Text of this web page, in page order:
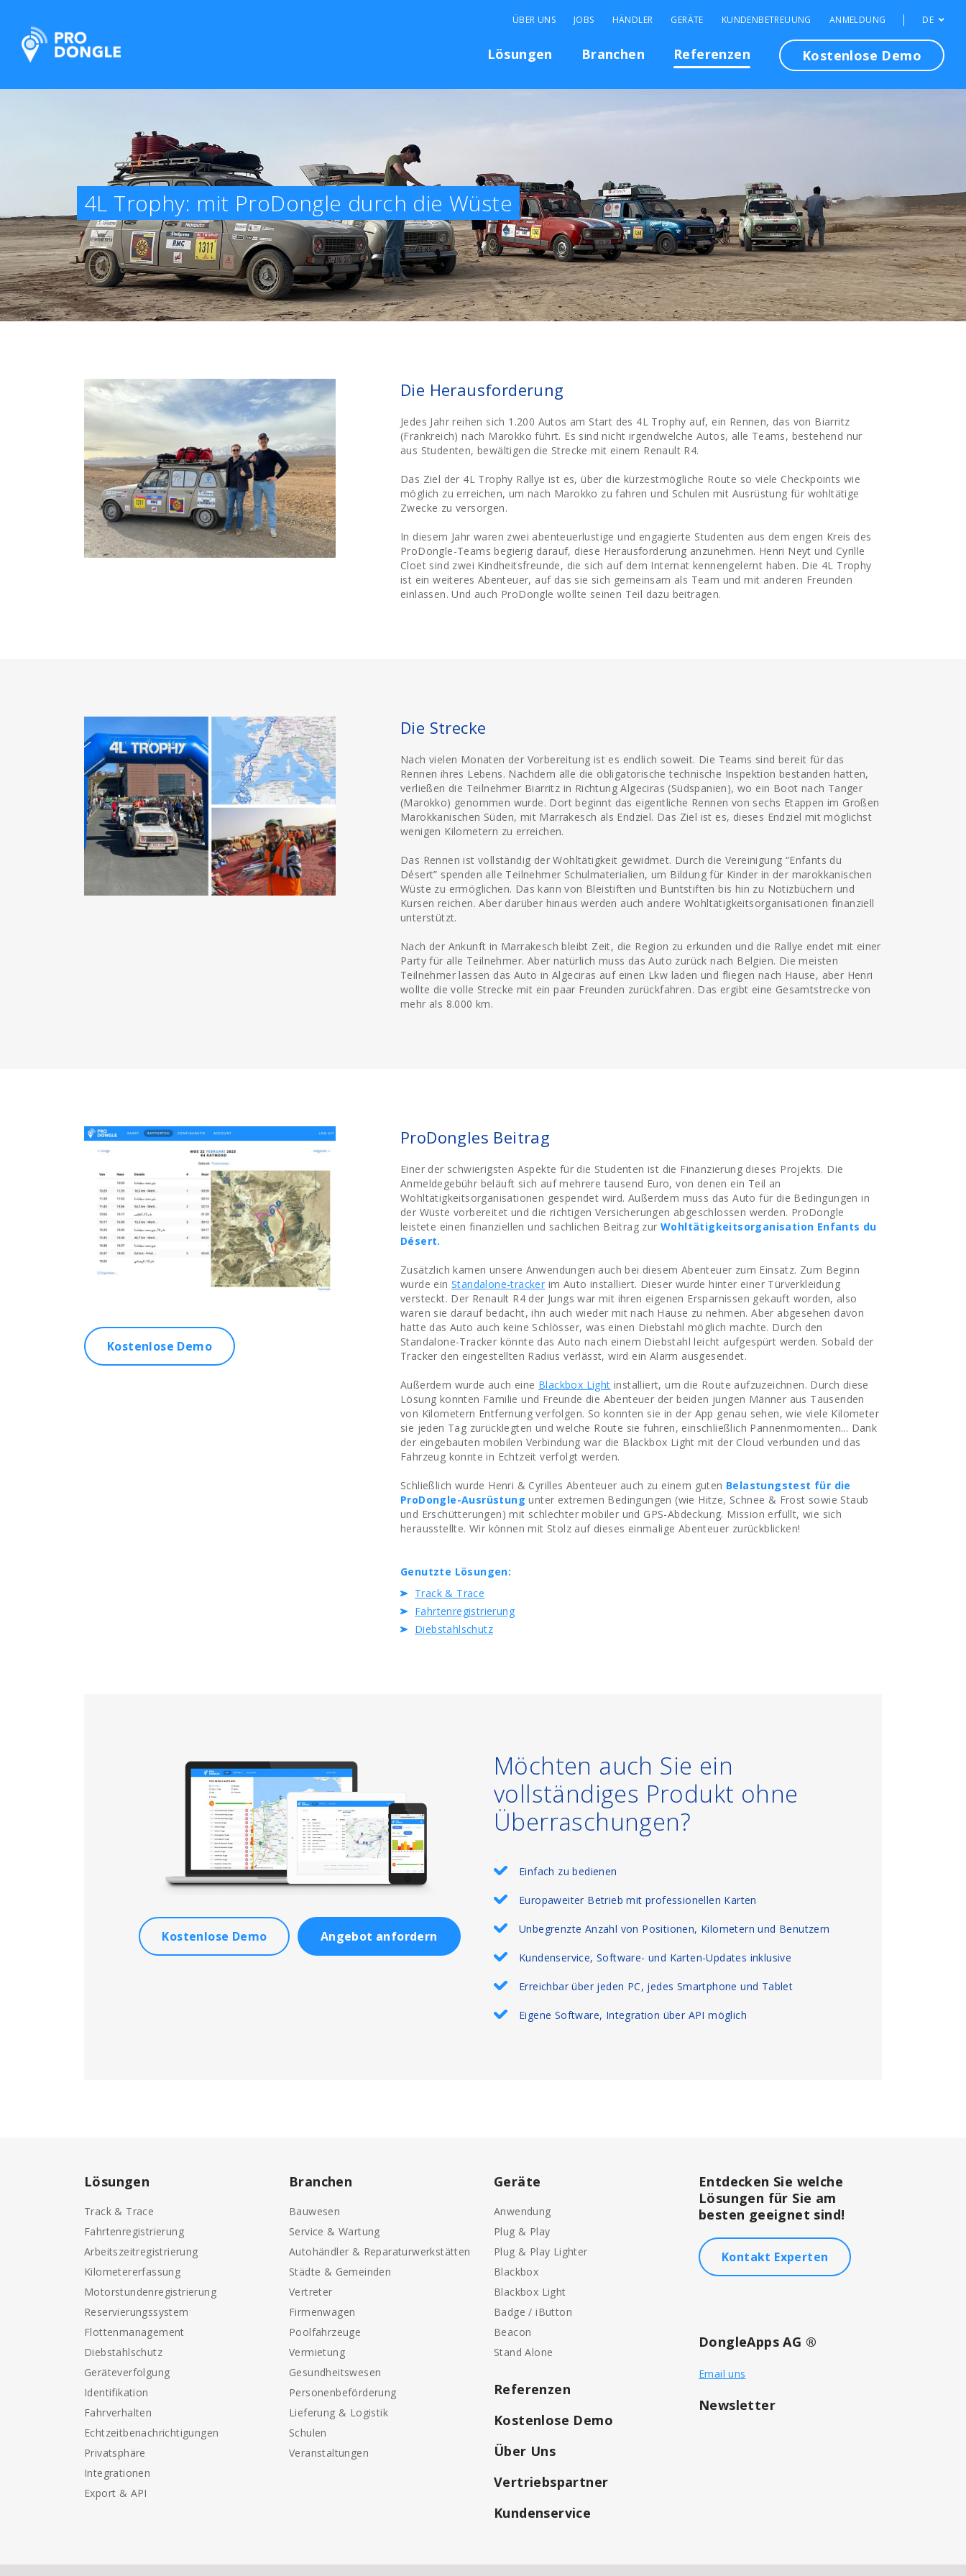
ProDongle Track & Trace
Lösungen Branchen Referenzen Kostenlose Demo
ÜBER UNS JOBS HÄNDLER GERÄTE KUNDENBETREUUNG ANMELDUNG DE
4L Trophy: mit ProDongle durch die Wüste
Die Herausforderung
Jedes Jahr reihen sich 1.200 Autos am Start des 4L Trophy auf, ein Rennen, das von Biarritz
(Frankreich) nach Marokko führt. Es sind nicht irgendwelche Autos, alle Teams, bestehend nur
aus Studenten, bewältigen die Strecke mit einem Renault R4.
Das Ziel der 4L Trophy Rallye ist es, über die kürzestmögliche Route so viele Checkpoints wie
möglich zu erreichen, um nach Marokko zu fahren und Schulen mit Ausrüstung für wohltätige
Zwecke zu versorgen.
In diesem Jahr waren zwei abenteuerlustige und engagierte Studenten aus dem engen Kreis des
ProDongle-Teams begierig darauf, diese Herausforderung anzunehmen. Henri Neyt und Cyrille
Cloet sind zwei Kindheitsfreunde, die sich auf dem Internat kennengelernt haben. Die 4L Trophy
ist ein weiteres Abenteuer, auf das sie sich gemeinsam als Team und mit anderen Freunden
einlassen. Und auch ProDongle wollte seinen Teil dazu beitragen.
Die Strecke
Nach vielen Monaten der Vorbereitung ist es endlich soweit. Die Teams sind bereit für das
Rennen ihres Lebens. Nachdem alle die obligatorische technische Inspektion bestanden hatten,
verließen die Teilnehmer Biarritz in Richtung Algeciras (Südspanien), wo ein Boot nach Tanger
(Marokko) genommen wurde. Dort beginnt das eigentliche Rennen von sechs Etappen im Großen
Marokkanischen Süden, mit Marrakesch als Endziel. Das Ziel ist es, dieses Endziel mit möglichst
wenigen Kilometern zu erreichen.
Das Rennen ist vollständig der Wohltätigkeit gewidmet. Durch die Vereinigung “Enfants du
Désert” spenden alle Teilnehmer Schulmaterialien, um Bildung für Kinder in der marokkanischen
Wüste zu ermöglichen. Das kann von Bleistiften und Buntstiften bis hin zu Notizbüchern und
Kursen reichen. Aber darüber hinaus werden auch andere Wohltätigkeitsorganisationen finanziell
unterstützt.
Nach der Ankunft in Marrakesch bleibt Zeit, die Region zu erkunden und die Rallye endet mit einer
Party für alle Teilnehmer. Aber natürlich muss das Auto zurück nach Belgien. Die meisten
Teilnehmer lassen das Auto in Algeciras auf einen Lkw laden und fliegen nach Hause, aber Henri
wollte die volle Strecke mit ein paar Freunden zurückfahren. Das ergibt eine Gesamtstrecke von
mehr als 8.000 km.
Kostenlose Demo
ProDongles Beitrag
Einer der schwierigsten Aspekte für die Studenten ist die Finanzierung dieses Projekts. Die
Anmeldegebühr beläuft sich auf mehrere tausend Euro, von denen ein Teil an
Wohltätigkeitsorganisationen gespendet wird. Außerdem muss das Auto für die Bedingungen in
der Wüste vorbereitet und die richtigen Versicherungen abgeschlossen werden. ProDongle
leistete einen finanziellen und sachlichen Beitrag zur Wohltätigkeitsorganisation Enfants du
Désert.
Zusätzlich kamen unsere Anwendungen auch bei diesem Abenteuer zum Einsatz. Zum Beginn
wurde einStandalone-tracker im Auto installiert. Dieser wurde hinter einer Türverkleidung
versteckt. Der Renault R4 der Jungs war mit ihren eigenen Ersparnissen gekauft worden, also
waren sie darauf bedacht, ihn auch wieder mit nach Hause zu nehmen. Aber abgesehen davon
hatte das Auto auch keine Schlösser, was einen Diebstahl möglich machte. Durch den
Standalone-Tracker könnte das Auto nach einem Diebstahl leicht aufgespürt werden. Sobald der
Tracker den eingestellten Radius verlässt, wird ein Alarm ausgesendet.
Außerdem wurde auch eine Blackbox Light installiert, um die Route aufzuzeichnen. Durch diese
Lösung konnten Familie und Freunde die Abenteuer der beiden jungen Männer aus Tausenden
von Kilometern Entfernung verfolgen. So konnten sie in der App genau sehen, wie viele Kilometer
sie jeden Tag zurücklegten und welche Route sie fuhren, einschließlich Pannenmomenten... Dank
der eingebauten mobilen Verbindung war die Blackbox Light mit der Cloud verbunden und das
Fahrzeug konnte in Echtzeit verfolgt werden.
Schließlich wurde Henri & Cyrilles Abenteuer auch zu einem guten Belastungstest für die
ProDongle-Ausrüstungunter extremen Bedingungen (wie Hitze, Schnee & Frost sowie Staub
und Erschütterungen) mit schlechter mobiler und GPS-Abdeckung. Mission erfüllt, wie sich
herausstellte. Wir können mit Stolz auf dieses einmalige Abenteuer zurückblicken!
Genutzte Lösungen:
Track & Trace
Fahrtenregistrierung
Diebstahlschutz
Kostenlose Demo Angebot anfordern
Möchten auch Sie ein
vollständiges Produkt ohne
Überraschungen?
Einfach zu bedienen
Europaweiter Betrieb mit professionellen Karten
Unbegrenzte Anzahl von Positionen, Kilometern und Benutzern
Kundenservice, Software- und Karten-Updates inklusive
Erreichbar über jeden PC, jedes Smartphone und Tablet
Eigene Software, Integration über API möglich
Lösungen
Track & Trace
Fahrtenregistrierung
Arbeitszeitregistrierung
Kilometererfassung
Motorstundenregistrierung
Reservierungssystem
Flottenmanagement
Diebstahlschutz
Geräteverfolgung
Identifikation
Fahrverhalten
Echtzeitbenachrichtigungen
Privatsphäre
Integrationen
Export & API
Branchen
Bauwesen
Service & Wartung
Autohändler & Reparaturwerkstätten
Städte & Gemeinden
Vertreter
Firmenwagen
Poolfahrzeuge
Vermietung
Gesundheitswesen
Personenbeförderung
Lieferung & Logistik
Schulen
Veranstaltungen
Geräte
Anwendung
Plug & Play
Plug & Play Lighter
Blackbox
Blackbox Light
Badge / iButton
Beacon
Stand Alone
Referenzen
Kostenlose Demo
Über Uns
Vertriebspartner
Kundenservice
Entdecken Sie welche
Lösungen für Sie am
besten geeignet sind!
Kontakt Experten
DongleApps AG ®
Email uns
Newsletter